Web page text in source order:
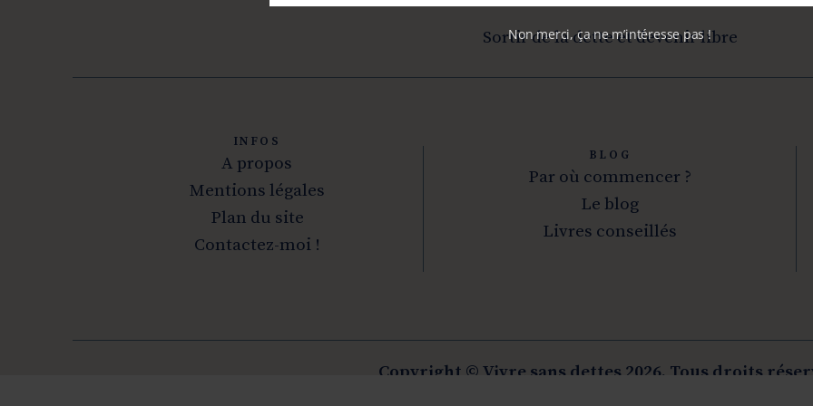
Sortir de la dette et devenir libre
INFOS
A propos
Mentions légales
Plan du site
Contactez-moi !
BLOG
Par où commencer ?
Le blog
Livres conseillés
Copyright © Vivre sans dettes 2026. Tous droits
Non merci, ça ne m’intéresse pas !